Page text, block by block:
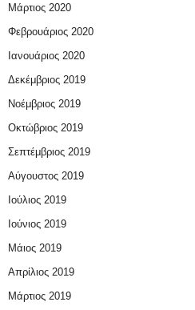
Μάρτιος 2020
Φεβρουάριος 2020
Ιανουάριος 2020
Δεκέμβριος 2019
Νοέμβριος 2019
Οκτώβριος 2019
Σεπτέμβριος 2019
Αύγουστος 2019
Ιούλιος 2019
Ιούνιος 2019
Μάιος 2019
Απρίλιος 2019
Μάρτιος 2019